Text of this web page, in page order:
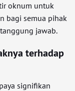
oknum untuk
bagi semua pihak
jawab.
terhadap
signifikan